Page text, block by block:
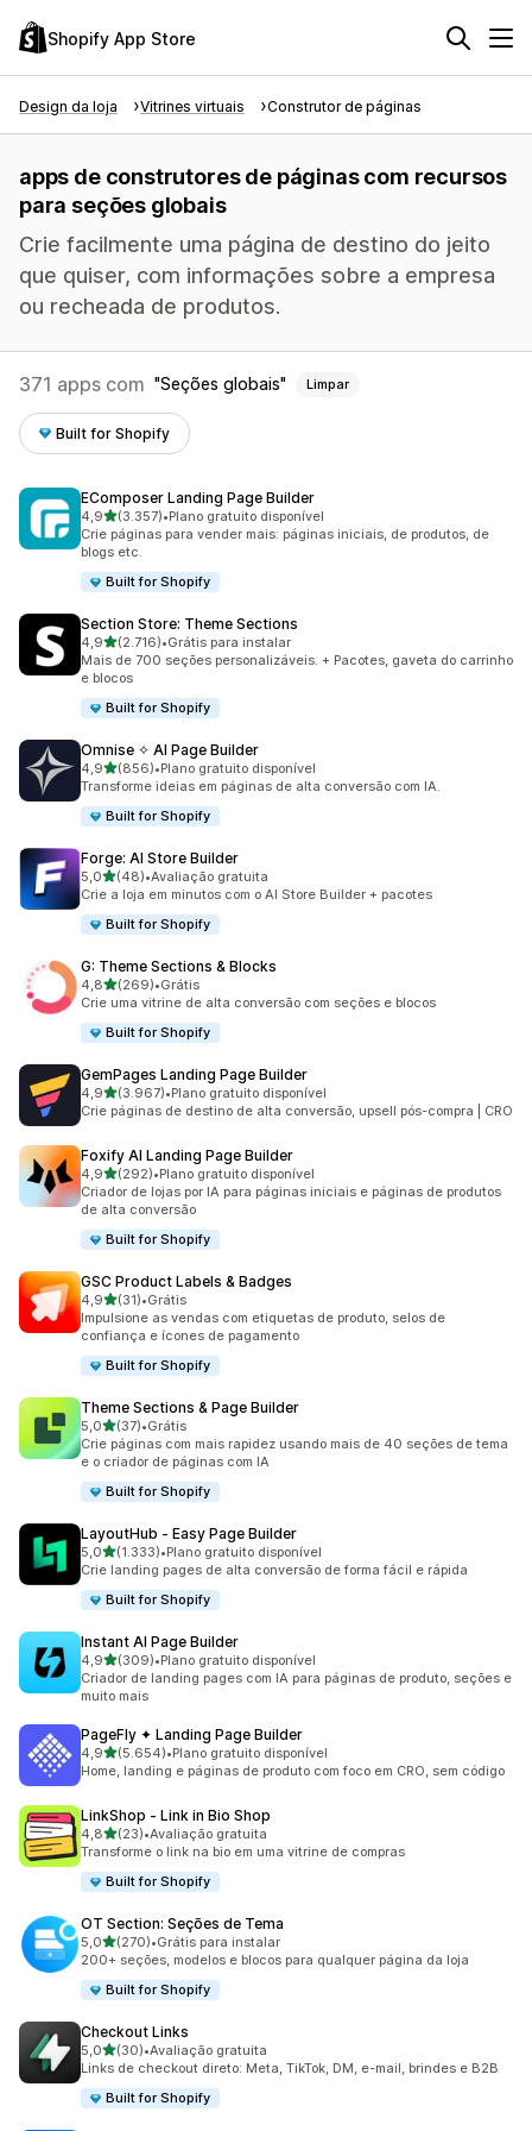
Shopify App Store
Design da loja Vitrines virtuais Construtor de páginas
apps de construtores de páginas com recursos
para seções globais
Crie facilmente uma página de destino do jeito
que quiser, com informações sobre a empresa
ou recheada de produtos.
371 apps com Seções globais Limpar
Built for Shopify
EComposer Landing Page Builder
4,9de 5 estrelas
(3.357)
3357 avaliações ao todo
•Plano gratuito disponível
Crie páginas para vender mais: páginas iniciais, de produtos, de
blogs etc.
Built for Shopify
Section Store: Theme Sections
4,9de 5 estrelas
(2.716)
2716 avaliações ao todo
•Grátis para instalar
Mais de 700 seções personalizáveis. + Pacotes, gaveta do carrinho
e blocos
Built for Shopify
Omnise ✧ AI Page Builder
4,9de 5 estrelas
(856)
856 avaliações ao todo
•Plano gratuito disponível
Transforme ideias em páginas de alta conversão com IA.
Built for Shopify
Forge: AI Store Builder
5,0de 5 estrelas
(48)
48 avaliações ao todo
•Avaliação gratuita
Crie a loja em minutos com o AI Store Builder + pacotes
Built for Shopify
G: Theme Sections & Blocks
4,8de 5 estrelas
(269)
269 avaliações ao todo
•Grátis
Crie uma vitrine de alta conversão com seções e blocos
Built for Shopify
GemPages Landing Page Builder
4,9de 5 estrelas
(3.967)
3967 avaliações ao todo
•Plano gratuito disponível
Crie páginas de destino de alta conversão, upsell pós-compra | CRO
Foxify AI Landing Page Builder
4,9de 5 estrelas
(292)
292 avaliações ao todo
•Plano gratuito disponível
Criador de lojas por IA para páginas iniciais e páginas de produtos
de alta conversão
Built for Shopify
GSC Product Labels & Badges
4,9de 5 estrelas
(31)
31 avaliações ao todo
•Grátis
Impulsione as vendas com etiquetas de produto, selos de
confiança e ícones de pagamento
Built for Shopify
Theme Sections & Page Builder
5,0de 5 estrelas
(37)
37 avaliações ao todo
•Grátis
Crie páginas com mais rapidez usando mais de 40 seções de tema
e o criador de páginas com IA
Built for Shopify
LayoutHub ‑ Easy Page Builder
5,0de 5 estrelas
(1.333)
1333 avaliações ao todo
•Plano gratuito disponível
Crie landing pages de alta conversão de forma fácil e rápida
Built for Shopify
Instant AI Page Builder
4,9de 5 estrelas
(309)
309 avaliações ao todo
•Plano gratuito disponível
Criador de landing pages com IA para páginas de produto, seções e
muito mais
PageFly ✦ Landing Page Builder
4,9de 5 estrelas
(5.654)
5654 avaliações ao todo
•Plano gratuito disponível
Home, landing e páginas de produto com foco em CRO, sem código
LinkShop ‑ Link in Bio Shop
4,8de 5 estrelas
(23)
23 avaliações ao todo
•Avaliação gratuita
Transforme o link na bio em uma vitrine de compras
Built for Shopify
OT Section: Seções de Tema
5,0de 5 estrelas
(270)
270 avaliações ao todo
•Grátis para instalar
200+ seções, modelos e blocos para qualquer página da loja
Built for Shopify
Checkout Links
5,0de 5 estrelas
(30)
30 avaliações ao todo
•Avaliação gratuita
Links de checkout direto: Meta, TikTok, DM, e-mail, brindes e B2B
Built for Shopify